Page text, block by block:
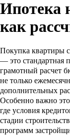
Ипотека
как
Покупка квартиры
— это стандартная
грамотный расчет
не только
дополнительных
Особенно важно
где условия
стадии
программ